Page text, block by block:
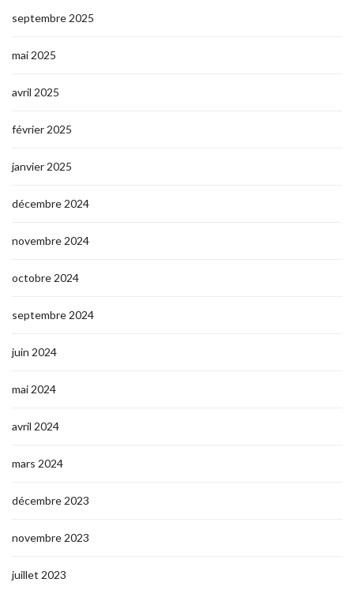
septembre 2025
mai 2025
avril 2025
février 2025
janvier 2025
décembre 2024
novembre 2024
octobre 2024
septembre 2024
juin 2024
mai 2024
avril 2024
mars 2024
décembre 2023
novembre 2023
juillet 2023